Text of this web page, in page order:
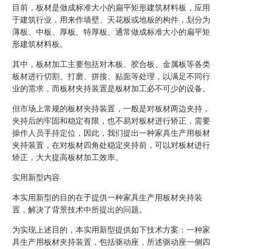
目前，板材是做成标准大小的扁平矩形建筑材料板，应用
于建筑行业，用来作墙壁、天花板或地板的构件，划分为
薄板、中板、厚板、特厚板、通常做成标准大小的扁平矩
形建筑材料板。
其中，板材加工主要包括对木板、胶合板、金属板等各类
板材进行切割、打磨、拼接、贴面等处理，以满足不同行
业的需求，而板材夹持装置是板材加工必不可少的设备。
但市场上常规的板材夹持装置，一般是对板材两边夹持，
夹持后的牢固和稳定有限，也不易对板材进行矫正，需要
操作人员手持定位，因此，我们提出一种家具生产用板材
夹持装置，在对板材四角处稳定夹持前，可以对板材进行
矫正，大大提高板材加工效率。
实用新型内容
本实用新型的目的在于提供一种家具生产用板材夹持装
置，解决了背景技术中所提出的问题。
为实现上述目的，本实用新型提供如下技术方案：一种家
具生产用板材夹持装置，包括驱动座，所述驱动座一侧四